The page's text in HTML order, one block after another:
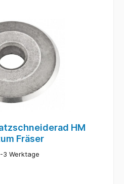
HM
Fräser
3 Werktage